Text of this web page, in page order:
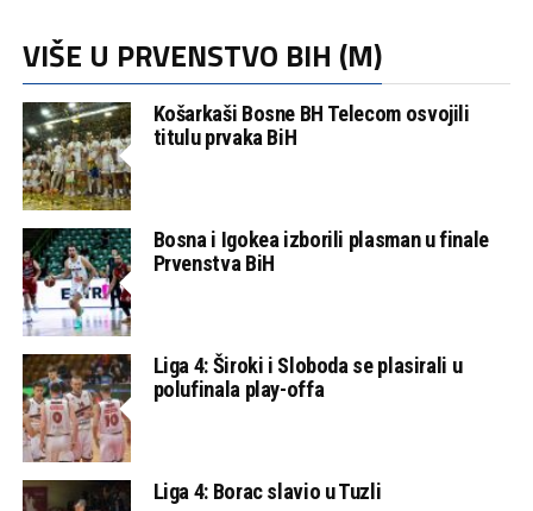
VIŠE U PRVENSTVO BIH (M)
Košarkaši Bosne BH Telecom osvojili
titulu prvaka BiH
Bosna i Igokea izborili plasman u finale
Prvenstva BiH
Liga 4: Široki i Sloboda se plasirali u
polufinala play-offa
Liga 4: Borac slavio u Tuzli